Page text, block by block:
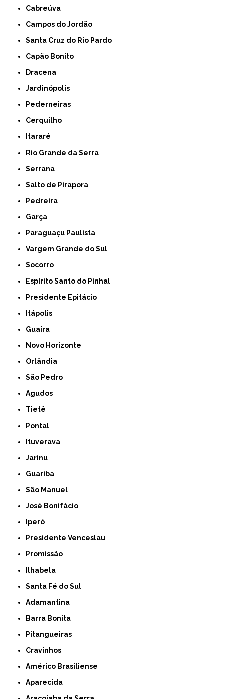
Cabreúva
Campos do Jordão
Santa Cruz do Rio Pardo
Capão Bonito
Dracena
Jardinópolis
Pederneiras
Cerquilho
Itararé
Rio Grande da Serra
Serrana
Salto de Pirapora
Pedreira
Garça
Paraguaçu Paulista
Vargem Grande do Sul
Socorro
Espírito Santo do Pinhal
Presidente Epitácio
Itápolis
Guaíra
Novo Horizonte
Orlândia
São Pedro
Agudos
Tietê
Pontal
Ituverava
Jarinu
Guariba
São Manuel
José Bonifácio
Iperó
Presidente Venceslau
Promissão
Ilhabela
Santa Fé do Sul
Adamantina
Barra Bonita
Pitangueiras
Cravinhos
Américo Brasiliense
Aparecida